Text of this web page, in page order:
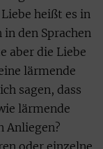
heißt es in
den Sprachen
aber die Liebe
lärmende
sagen, dass
lärmende
Anliegen?